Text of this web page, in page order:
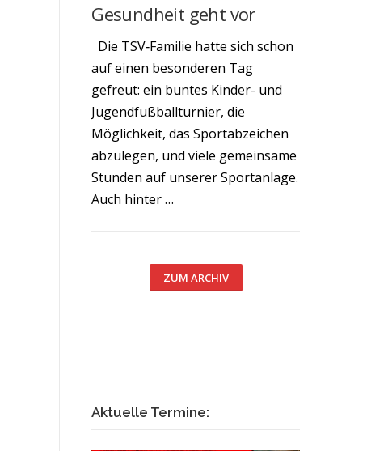
Gesundheit geht vor
Die TSV‑Familie hatte sich schon
auf einen besonderen Tag
gefreut: ein buntes Kinder- und
Jugendfußballturnier, die
Möglichkeit, das Sportabzeichen
abzulegen, und viele gemeinsame
Stunden auf unserer Sportanlage.
Auch hinter …
ZUM ARCHIV
Aktuelle Termine: